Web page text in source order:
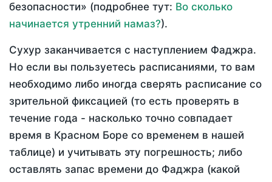
безопасности» (подробнее тут: Во сколько
начинается утренний намаз?).
Сухур заканчивается с наступлением Фаджра.
Но если вы пользуетесь расписаниями, то вам
необходимо либо иногда сверять расписание со
зрительной фиксацией (то есть проверять в
течение года - насколько точно совпадает
время в Красном Боре со временем в нашей
таблице) и учитывать эту погрешность; либо
оставлять запас времени до Фаджра (какой